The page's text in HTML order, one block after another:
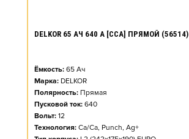
DELKOR 65 АЧ 640 А [CCA] ПРЯМОЙ (56514)
Ёмкость: 65 Ач
Марка: DELKOR
Полярность: Прямая
Пусковой ток: 640
Вольт: 12
Технология: Ca/Ca, Punch, Ag+